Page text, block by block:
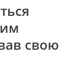
свою